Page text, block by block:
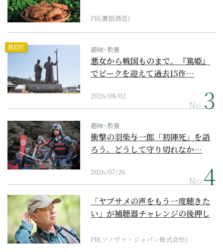
PR(濵田酒造)
NEW 趣味･教養
悪女から戦国ものまで。『篤姫』
でピークを迎えて過去15作…
2026/08/02
No.
趣味･教養
衝撃の羽柴与一郎「初陣死」を語
ろう。どうして守り切れなか…
2026/07/26
No.
「ヤブサメの声をもう一度聴きた
い」が補聴器チャレンジの後押し
PR(ソノヴァ・ジャパン株式会社)